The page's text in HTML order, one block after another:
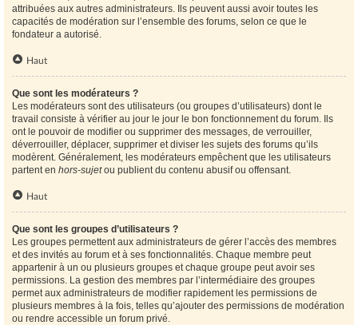
attribuées aux autres administrateurs. Ils peuvent aussi avoir toutes les
capacités de modération sur l’ensemble des forums, selon ce que le
fondateur a autorisé.
Haut
Que sont les modérateurs ?
Les modérateurs sont des utilisateurs (ou groupes d’utilisateurs) dont le
travail consiste à vérifier au jour le jour le bon fonctionnement du forum. Ils
ont le pouvoir de modifier ou supprimer des messages, de verrouiller,
déverrouiller, déplacer, supprimer et diviser les sujets des forums qu’ils
modèrent. Généralement, les modérateurs empêchent que les utilisateurs
partent en hors-sujetou publient du contenu abusif ou offensant.
Haut
Que sont les groupes d’utilisateurs ?
Les groupes permettent aux administrateurs de gérer l’accès des membres
et des invités au forum et à ses fonctionnalités. Chaque membre peut
appartenir à un ou plusieurs groupes et chaque groupe peut avoir ses
permissions. La gestion des membres par l’intermédiaire des groupes
permet aux administrateurs de modifier rapidement les permissions de
plusieurs membres à la fois, telles qu’ajouter des permissions de modération
ou rendre accessible un forum privé.